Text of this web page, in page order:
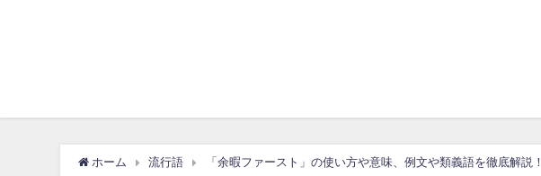
ホーム 流行語 「余暇ファースト」の使い方や意味、例文や類義語を徹底解説！